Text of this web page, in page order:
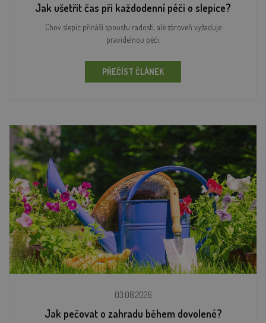
Jak ušetřit čas při každodenní péči o slepice?
Chov slepic přináší spoustu radosti, ale zároveň vyžaduje
pravidelnou péči.
PŘEČÍST ČLÁNEK
03.08.2026
Jak pečovat o zahradu během dovolené?